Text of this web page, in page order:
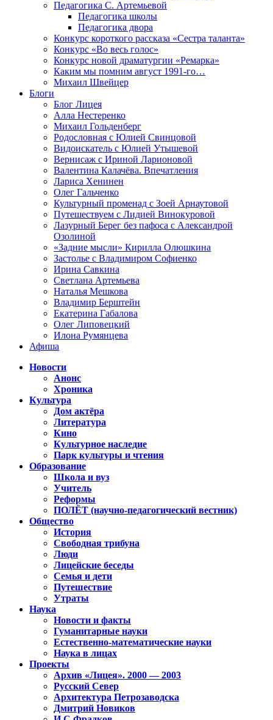
Педагогика С. Артемьевой
Педагогика школы
Педагогика двора
Конкурс короткого рассказа «Сестра таланта»
Конкурс «Во весь голос»
Конкурс новой драматургии «Ремарка»
Каким мы помним август 1991-го…
Михаил Швейцер
Блоги
Блог Лицея
Алла Нестеренко
Михаил Гольденберг
Родословная с Юлией Свинцовой
Видоискатель с Юлией Утышевой
Вернисаж с Ириной Ларионовой
Валентина Калачёва. Впечатления
Лариса Хенинен
Олег Гальченко
Культурный променад с Зоей Арнаутовой
Путешествуем с Лидией Винокуровой
Лазурный Берег без пафоса с Александрой
Озолиной
«Задние мысли» Кирилла Олюшкина
Застолье с Владимиром Софиенко
Ирина Савкина
Светлана Артемьева
Наталья Мешкова
Владимир Берштейн
Екатерина Габалова
Олег Липовецкий
Илона Румянцева
Афиша
Новости
Анонс
Хроника
Культура
Дом актёра
Литература
Кино
Культурное наследие
Парк культуры и чтения
Образование
Школа и вуз
Учитель
Реформы
ПОЛЁТ (научно-педагогический вестник)
Общество
История
Свободная трибуна
Люди
Лицейские беседы
Семья и дети
Путешествие
Утраты
Наука
Новости и факты
Гуманитарные науки
Естественно-математические науки
Наука в лицах
Проекты
Архив «Лицея». 2000 — 2003
Русский Север
Архитектура Петрозаводска
Дмитрий Новиков